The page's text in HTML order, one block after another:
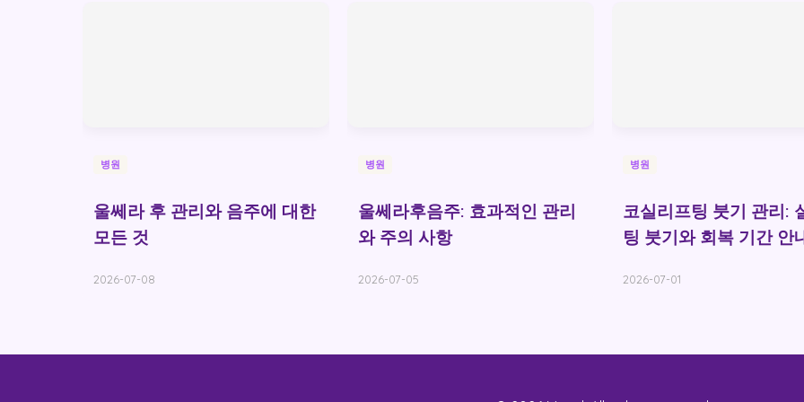
병원
울쎄라 후 관리와 음주에 대한
모든 것
2026-07-08
병원
울쎄라후음주: 효과적인 관리
와 주의 사항
2026-07-05
병원
코실리프팅 붓기 관리:
팅 붓기와 회복 기간 안
2026-07-01